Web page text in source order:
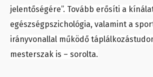
jelentőségére”. Tovább erősíti a
egészségpszichológia, valamint a
irányvonallal működő
mesterszak is – sorolta.